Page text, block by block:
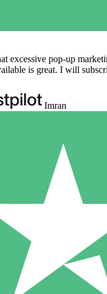
excessive pop-up
is great. I will
Imran